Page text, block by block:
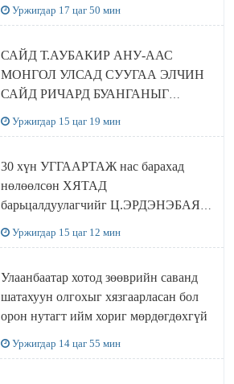
Уржигдар 17 цаг 50 мин
САЙД Т.АУБАКИР АНУ-ААС
МОНГОЛ УЛСАД СУУГАА ЭЛЧИН
САЙД РИЧАРД БУАНГАНЫГ
Уржигдар 15 цаг 19 мин
30 хүн УГГААРТАЖ нас барахад
нөлөөлсөн ХЯТАД
барьцалдуулагчийг Ц.ЭРДЭНЭБАЯР
Уржигдар 15 цаг 12 мин
Улаанбаатар хотод зөөврийн саванд
шатахуун олгохыг хязгаарласан бол
орон нутагт ийм хориг мөрдөгдөхгүй
Уржигдар 14 цаг 55 мин